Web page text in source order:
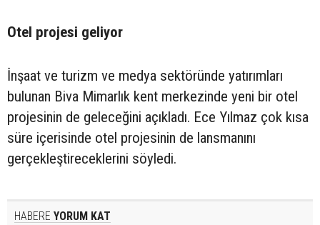
Otel projesi geliyor
İnşaat ve turizm ve medya sektöründe yatırımları
bulunan Biva Mimarlık kent merkezinde yeni bir otel
projesinin de geleceğini açıkladı. Ece Yılmaz çok kısa
süre içerisinde otel projesinin de lansmanını
gerçekleştireceklerini söyledi.
HABERE YORUM KAT